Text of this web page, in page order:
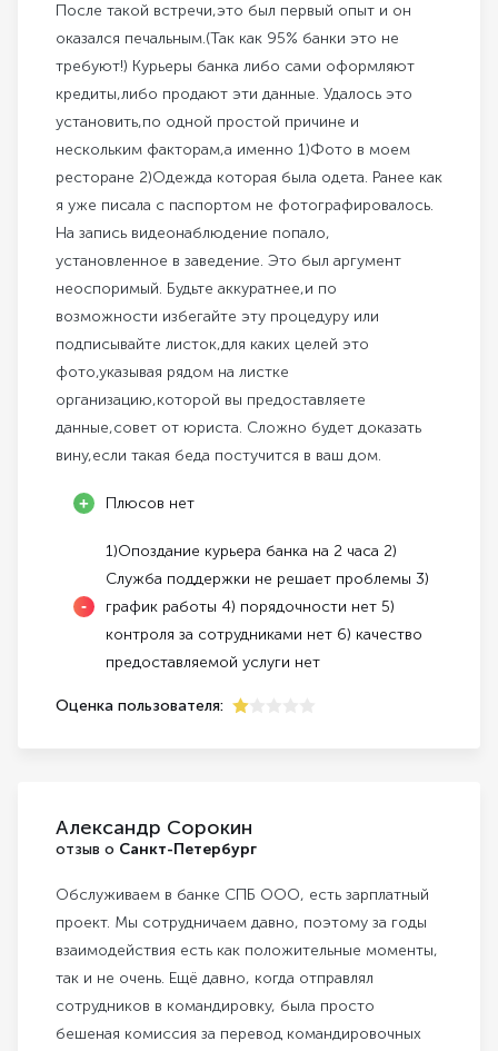
После такой встречи,это был первый опыт и он
оказался печальным.(Так как 95% банки это не
требуют!) Курьеры банка либо сами оформляют
кредиты,либо продают эти данные. Удалось это
установить,по одной простой причине и
нескольким факторам,а именно 1)Фото в моем
ресторане 2)Одежда которая была одета. Ранее как
я уже писала с паспортом не фотографировалось.
На запись видеонаблюдение попало,
установленное в заведение. Это был аргумент
неоспоримый. Будьте аккуратнее,и по
возможности избегайте эту процедуру или
подписывайте листок,для каких целей это
фото,указывая рядом на листке
организацию,которой вы предоставляете
данные,совет от юриста. Сложно будет доказать
вину,если такая беда постучится в ваш дом.
Плюсов нет
1)Опоздание курьера банка на 2 часа 2)
Служба поддержки не решает проблемы 3)
график работы 4) порядочности нет 5)
контроля за сотрудниками нет 6) качество
предоставляемой услуги нет
Оценка пользователя:
Александр Сорокин
отзыв о Санкт-Петербург
Обслуживаем в банке СПБ ООО, есть зарплатный
проект. Мы сотрудничаем давно, поэтому за годы
взаимодействия есть как положительные моменты,
так и не очень. Ещё давно, когда отправлял
сотрудников в командировку, была просто
бешеная комиссия за перевод командировочных